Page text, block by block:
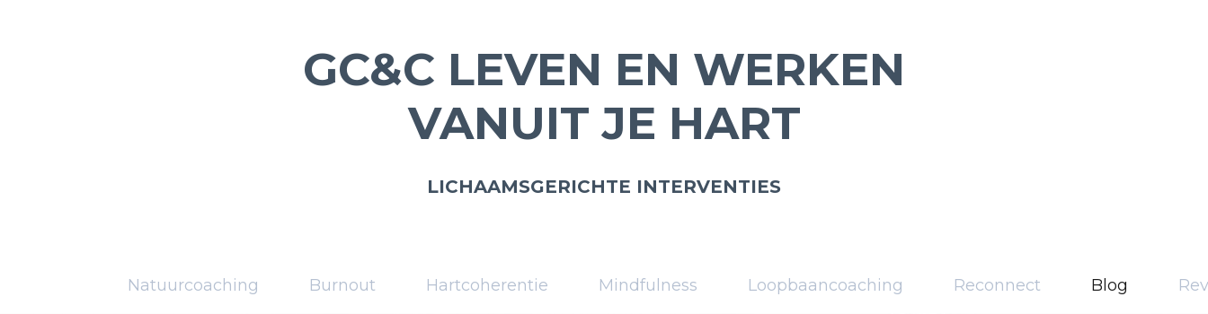
GC&C LEVEN EN WERKEN
VANUIT JE HART
LICHAAMSGERICHTE INTERVENTIES
Natuurcoaching Burnout Hartcoherentie Mindfulness Loopbaancoaching Reconnect Blog